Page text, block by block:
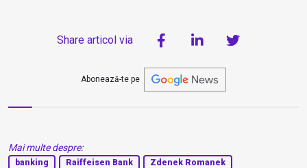
Share articol via
Abonează-te pe
Mai multe despre:
banking Raiffeisen Bank Zdenek Romanek